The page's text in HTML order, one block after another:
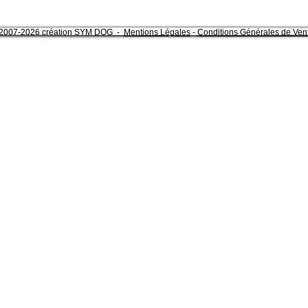
2026 création SYM DOG - Mentions Légales- Conditions Générales de